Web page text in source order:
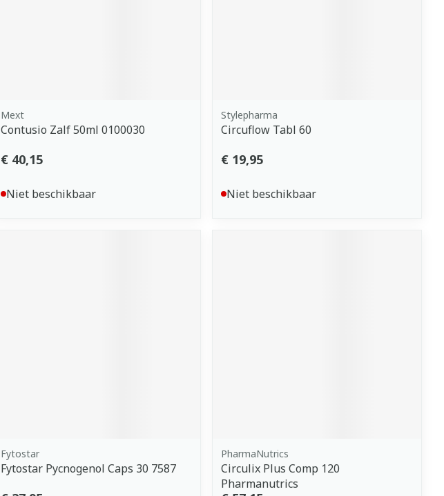
Mext
Contusio Zalf 50ml 0100030
€ 40,15
Niet beschikbaar
Stylepharma
Circuflow Tabl 60
€ 19,95
Niet beschikbaar
Fytostar
Fytostar Pycnogenol Caps 30 7587
PharmaNutrics
Circulix Plus Comp 120
Pharmanutrics